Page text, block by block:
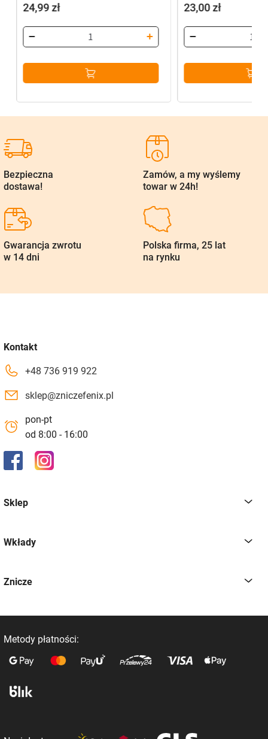
24,99zł 23,00zł
Bezpieczna
dostawa!
Zamów, a my wyślemy
towar w 24h!
Gwarancja zwrotu
w 14 dni
Polska firma, 25 lat
na rynku
Kontakt
+48 736 919 922
sklep@zniczefenix.pl
pon-pt
od 8:00 - 16:00
Sklep
Wkłady
Znicze
Metody płatności: